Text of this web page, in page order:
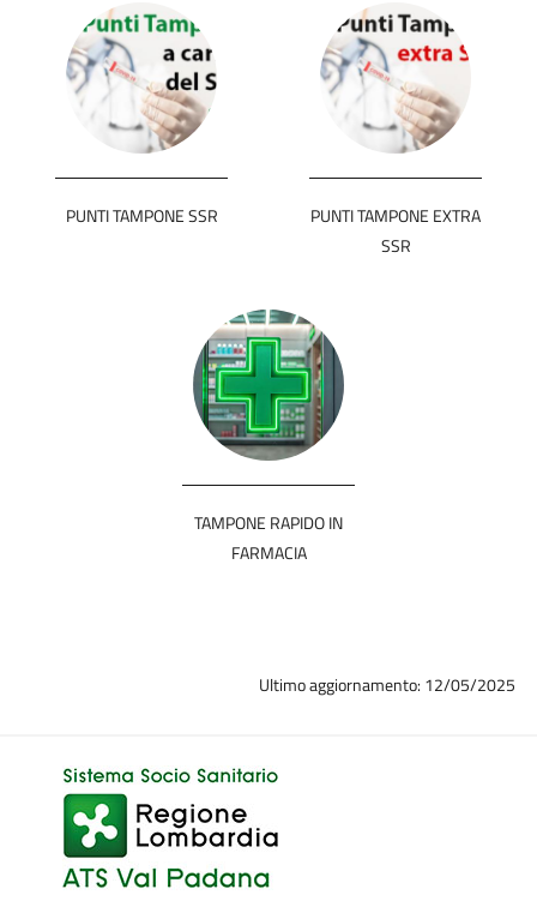
PUNTI TAMPONE SSR
PUNTI TAMPONE EXTRA
SSR
TAMPONE RAPIDO IN
FARMACIA
Ultimo aggiornamento: 12/05/2025